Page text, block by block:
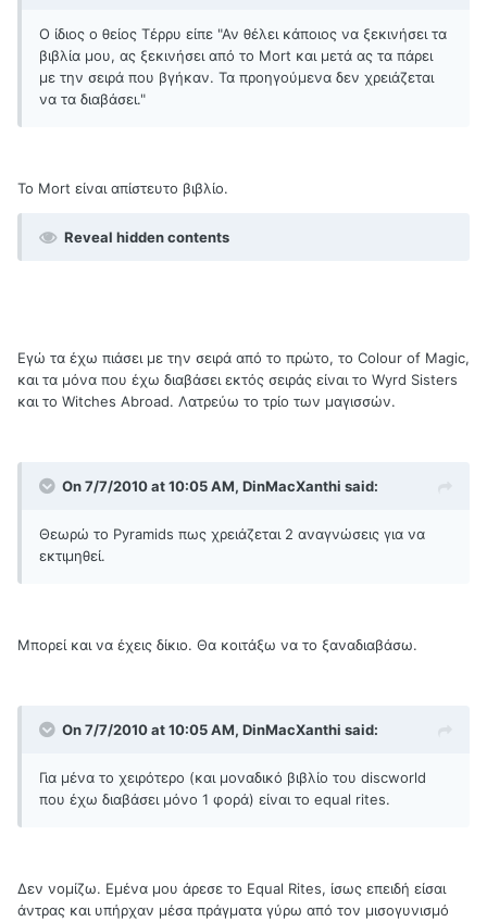
Ο ίδιος ο θείος Τέρρυ είπε "Αν θέλει κάποιος να ξεκινήσει τα
βιβλία μου, ας ξεκινήσει από το Mort και μετά ας τα πάρει
με την σειρά που βγήκαν. Τα προηγούμενα δεν χρειάζεται
να τα διαβάσει."
Το Mort είναι απίστευτο βιβλίο.
Reveal hidden contents
Εγώ τα έχω πιάσει με την σειρά από το πρώτο, το Colour of Magic,
και τα μόνα που έχω διαβάσει εκτός σειράς είναι το Wyrd Sisters
και το Witches Abroad. Λατρεύω το τρίο των μαγισσών.
On 7/7/2010 at 10:05 AM, DinMacXanthi said:
Θεωρώ το Pyramids πως χρειάζεται 2 αναγνώσεις για να
εκτιμηθεί.
Μπορεί και να έχεις δίκιο. Θα κοιτάξω να το ξαναδιαβάσω.
On 7/7/2010 at 10:05 AM, DinMacXanthi said:
Για μένα το χειρότερο (και μοναδικό βιβλίο του discworld
που έχω διαβάσει μόνο 1 φορά) είναι το equal rites.
Δεν νομίζω. Εμένα μου άρεσε το Equal Rites, ίσως επειδή είσαι
άντρας και υπήρχαν μέσα πράγματα γύρω από τον μισογυνισμό